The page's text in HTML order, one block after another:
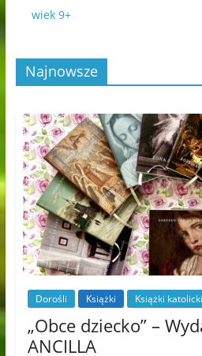
wiek 9+
Najnowsze
Dorośli Książki Książki
„Obce dziecko” –
ANCILLA